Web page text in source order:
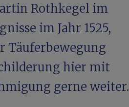
Rothkegel im
im Jahr 1525,
Täuferbewegung
hier mit
gerne weiter.